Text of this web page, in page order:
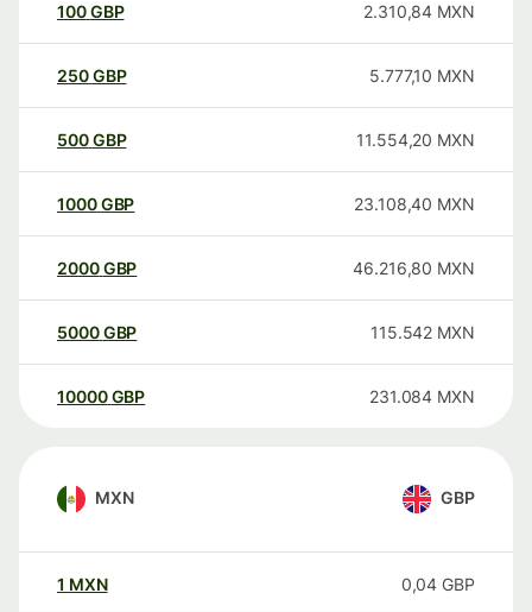
100GBP 2.310,84 MXN
250GBP 5.777,10 MXN
500GBP 11.554,20 MXN
1000GBP 23.108,40 MXN
2000GBP 46.216,80 MXN
5000GBP 115.542 MXN
10000 GBP 231.084 MXN
MXN GBP
1 MXN 0,04 GBP